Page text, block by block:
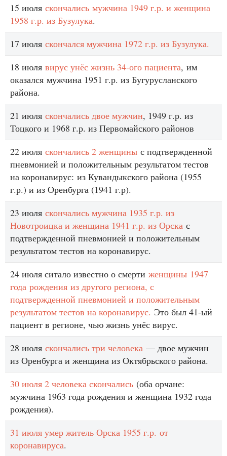
15 июля скончались мужчина 1949 г.р. и женщина
1958 г.р. из Бузулука.
17 июля скончался мужчина 1972 г.р. из Бузулука.
18 июля вирус унёс жизнь 34-ого пациента, им
оказался мужчина 1951 г.р. из Бугурусланского
района.
21 июля скончались двое мужчин, 1949 г.р. из
Тоцкого и 1968 г.р. из Первомайского районов
22 июля скончались 2 женщины с подтвержденной
пневмонией и положительным результатом тестов
на коронавирус: из Кувандыкского района (1955
г.р.) и из Оренбурга (1941 г.р).
23 июля скончались мужчина 1935 г.р. из
Новотроицка и женщина 1941 г.р. из Орска с
подтвержденной пневмонией и положительным
результатом тестов на коронавирус.
24 июля ситало известно о смерти женщины 1947
года рождения из другого региона, с
подтвержденной пневмонией и положительным
результатом тестов на коронавирус. Это был 41-ый
пациент в регионе, чью жизнь унёс вирус.
28 июля скончались три человека — двое мужчин
из Оренбурга и женщина из Октябрьского района.
30 июля 2 человека скончались (оба орчане:
мужчина 1963 года рождения и женщина 1932 года
рождения).
31 июля умер житель Орска 1955 г.р. от
коронавируса.